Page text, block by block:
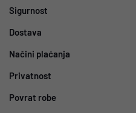
Sigurnost
Dostava
Načini plaćanja
Privatnost
Povrat robe